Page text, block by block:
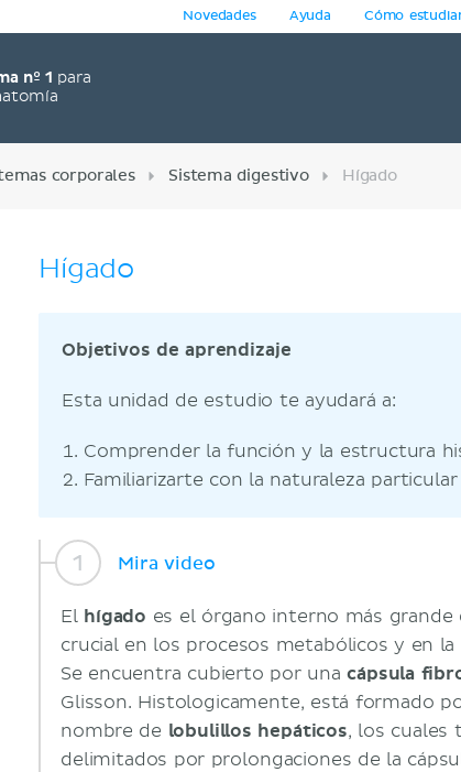
nº 1 para
Novedades Ayuda Cómo
corporales Sistema digestivo Hígado
Hígado
Objetivos de aprendizaje
Esta unidad de estudio te ayudará a:
Comprender la función y la estructura
Familiarizarte con la naturaleza
Mira video
El hígado es el órgano interno más
crucial en los procesos metabólicos y en
Se encuentra cubierto por unacápsula
Glisson. Histologicamente, está formado
nombre de lobulillos hepáticos, los cuales
delimitados por prolongaciones de la